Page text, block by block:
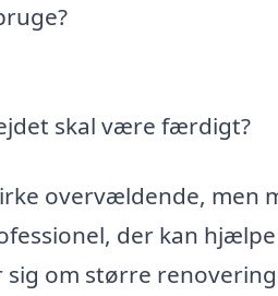
skal være færdigt?
overvældende, men
der kan
om større